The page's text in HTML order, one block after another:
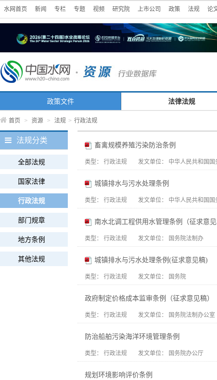
水网首页 新闻 专栏 专题 视频 研究院 上市公司 政策 法规 论
政策文件 法律法规
首页 > 资源 > 法规 > 行政法规
法规分类
全部法规
国家法律
行政法规
部门规章
地方条例
其他法规
畜禽规模养殖污染防治条例
类型： 行政法规 发文单位： 中华人民共和国国
城镇排水与污水处理条例
类型： 行政法规 发文单位： 中华人民共和国国
南水北调工程供用水管理条例（征求意
类型： 行政法规 发文单位： 国务院法制办
城镇排水与污水处理条例(征求意见稿)
类型： 行政法规 发文单位： 国务院
政府制定价格成本监审条例（征求意见稿）
类型： 行政法规 发文单位： 国务院法制办公室
防治船舶污染海洋环境管理条例
类型： 行政法规 发文单位： 国务院办公厅
规划环境影响评价条例